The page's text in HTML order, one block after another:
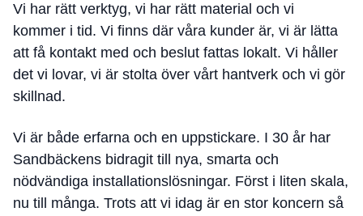
Vi har rätt verktyg, vi har rätt material och vi
kommer i tid. Vi finns där våra kunder är, vi är lätta
att få kontakt med och beslut fattas lokalt. Vi håller
det vi lovar, vi är stolta över vårt hantverk och vi gör
skillnad.
Vi är både erfarna och en uppstickare. I 30 år har
Sandbäckens bidragit till nya, smarta och
nödvändiga installationslösningar. Först i liten skala,
nu till många. Trots att vi idag är en stor koncern så